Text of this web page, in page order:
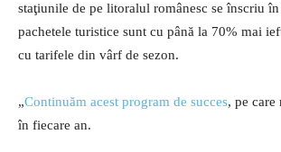
staţiunile de pe litoralul românesc se înscriu
pachetele turistice sunt cu până la 70% mai
cu tarifele din vârf de sezon.
„Continuăm acest program de succes, pe care
în fiecare an.